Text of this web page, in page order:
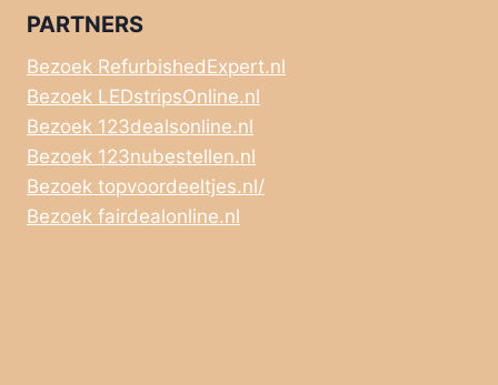
PARTNERS
Bezoek RefurbishedExpert.nl
Bezoek LEDstripsOnline.nl
Bezoek 123dealsonline.nl
Bezoek 123nubestellen.nl
Bezoek topvoordeeltjes.nl/
Bezoek fairdealonline.nl